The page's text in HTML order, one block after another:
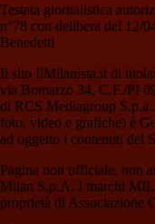
Testata giornalistica
n°78 con delibera del 12/
Benedetti
Il sito IlMilanista.it di
via Bomarzo 34, C.F./PI
di RCS Mediagroup
foto, video e grafiche) è
ad oggetto i contenuti del
Pagina non ufficiale, non
Milan S.p.A. I marchi
proprietà di Associazione